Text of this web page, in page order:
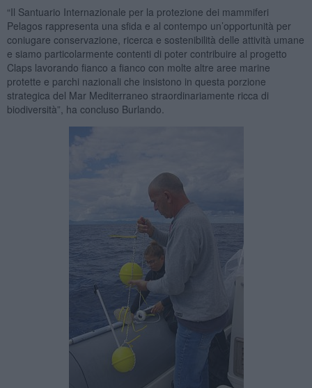
“Il Santuario Internazionale per la protezione dei mammiferi
Pelagos rappresenta una sfida e al contempo un’opportunità per
coniugare conservazione, ricerca e sostenibilità delle attività umane
e siamo particolarmente contenti di poter contribuire al progetto
Claps lavorando fianco a fianco con molte altre aree marine
protette e parchi nazionali che insistono in questa porzione
strategica del Mar Mediterraneo straordinariamente ricca di
biodiversità”, ha concluso Burlando.